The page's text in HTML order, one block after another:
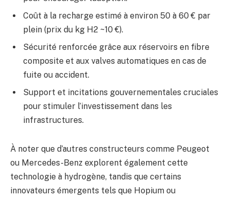
Coût à la recharge estimé à environ 50 à 60 € par
plein (prix du kg H2 ~10 €).
Sécurité renforcée grâce aux réservoirs en fibre
composite et aux valves automatiques en cas de
fuite ou accident.
Support et incitations gouvernementales cruciales
pour stimuler l’investissement dans les
infrastructures.
À noter que d’autres constructeurs comme Peugeot
ou Mercedes-Benz explorent également cette
technologie à hydrogène, tandis que certains
innovateurs émergents tels que Hopium ou